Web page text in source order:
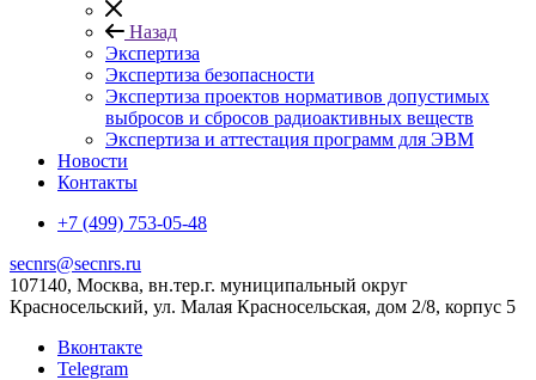
Назад
Экспертиза
Экспертиза безопасности
Экспертиза проектов нормативов допустимых
выбросов и сбросов радиоактивных веществ
Экспертиза и аттестация программ для ЭВМ
Новости
Контакты
+7 (499) 753-05-48
secnrs@secnrs.ru
107140, Москва, вн.тер.г. муниципальный округ
Красносельский, ул. Малая Красносельская, дом 2/8, корпус 5
Вконтакте
Telegram